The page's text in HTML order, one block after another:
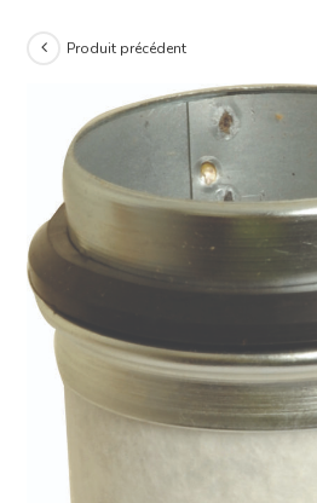
Produit précédent